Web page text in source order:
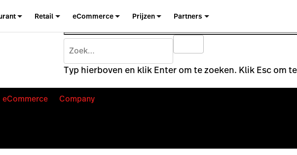
Retail eCommerce Prijzen Partners
Typ hierboven en klik Enter om te zoeken. Klik Esc om
eCommerce Company